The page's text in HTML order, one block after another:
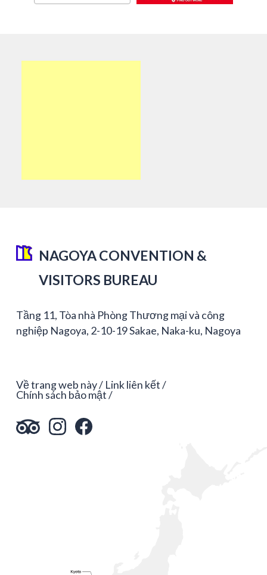
NAGOYA CONVENTION &
VISITORS BUREAU
Tầng 11, Tòa nhà Phòng Thương mại và công
nghiệp Nagoya, 2-10-19 Sakae, Naka-ku, Nagoya
Về trang web này Link liên kết
Chính sách bảo mật